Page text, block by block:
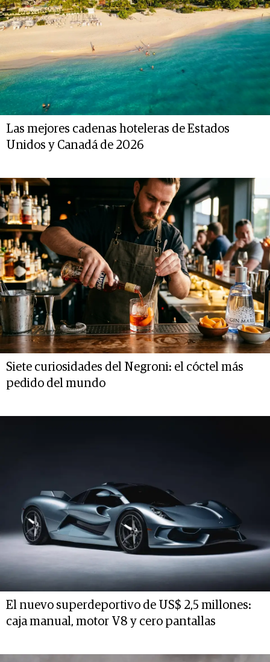
Las mejores cadenas hoteleras de Estados
Unidos y Canadá de 2026
Siete curiosidades del Negroni: el cóctel más
pedido del mundo
El nuevo superdeportivo de US$ 2,5 millones:
caja manual, motor V8 y cero pantallas